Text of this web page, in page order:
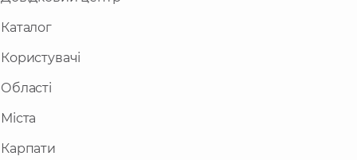
Каталог
Користувачі
Області
Міста
Карпати